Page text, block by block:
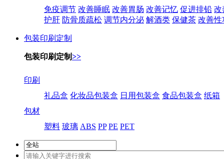
免疫调节 改善睡眠 改善胃肠 改善记忆 促进排铅 改
护肝 防骨质疏松 调节内分泌 解酒类 保健茶 改善性
包装印刷定制
包装印刷定制>>
印刷
礼品盒 化妆品包装盒 日用包装盒 食品包装盒 纸箱
包材
塑料 玻璃 ABS PP PE PET